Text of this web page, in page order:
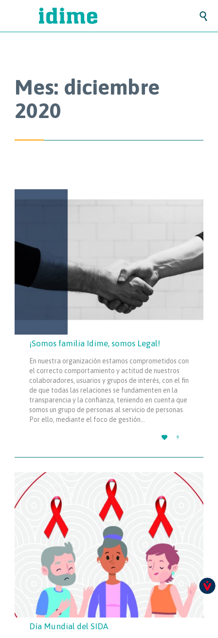

Mes: diciembre
2020
¡Somos familia Idime, somos Legal!
En nuestra organización estamos comprometidos con
el correcto comportamiento y actitud de nuestros
colaboradores, usuarios y grupos de interés, con el fin
de que todas las relaciones se fundamenten en la
transparencia y la confianza, teniendo en cuenta que
somos un grupo de personas al servicio de personas.
Por ello, mediante el foco de gestión…

LOVE
IT
9
Día Mundial del SIDA